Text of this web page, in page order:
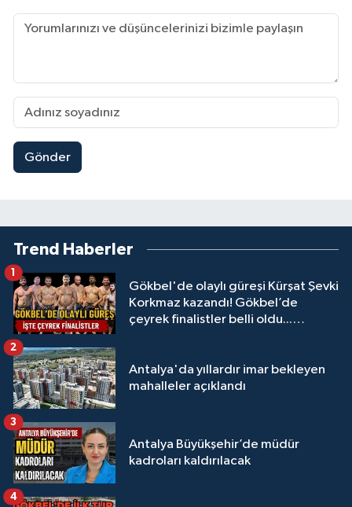
Gönder
Trend Haberler
Gökbel'de olaylı güreşi Kürşat Şevki
Korkmaz kazandı! Gökbel’de
çeyrek finalistler belli oldu...
1
Antalya'da yıllardır imar bekleyen
mahalleler açıklandı
2
Antalya Büyükşehir’de müdür
kadroları kaldırılacak
3
4